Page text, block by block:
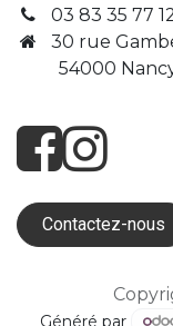
03 83 35 77 12
30 rue
54000
Contactez-nous
Généré par